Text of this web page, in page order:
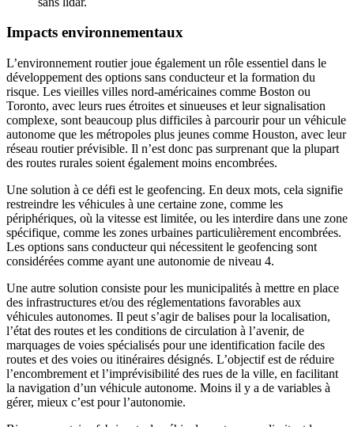
Impacts environnementaux
L’environnement routier joue également un rôle essentiel dans le
développement des options sans conducteur et la formation du
risque. Les vieilles villes nord-américaines comme Boston ou
Toronto, avec leurs rues étroites et sinueuses et leur signalisation
complexe, sont beaucoup plus difficiles à parcourir pour un véhicule
autonome que les métropoles plus jeunes comme Houston, avec leur
réseau routier prévisible. Il n’est donc pas surprenant que la plupart
des routes rurales soient également moins encombrées.
Une solution à ce défi est le geofencing. En deux mots, cela signifie
restreindre les véhicules à une certaine zone, comme les
périphériques, où la vitesse est limitée, ou les interdire dans une zone
spécifique, comme les zones urbaines particulièrement encombrées.
Les options sans conducteur qui nécessitent le geofencing sont
considérées comme ayant une autonomie de niveau 4.
Une autre solution consiste pour les municipalités à mettre en place
des infrastructures et/ou des réglementations favorables aux
véhicules autonomes. Il peut s’agir de balises pour la localisation,
l’état des routes et les conditions de circulation à l’avenir, de
marquages de voies spécialisés pour une identification facile des
routes et des voies ou itinéraires désignés. L’objectif est de réduire
l’encombrement et l’imprévisibilité des rues de la ville, en facilitant
la navigation d’un véhicule autonome. Moins il y a de variables à
gérer, mieux c’est pour l’autonomie.